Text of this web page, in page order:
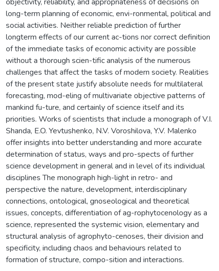
long-term planning of economic, envi-ronmental, political and
social activities. Neither reliable prediction of further
longterm effects of our current ac-tions nor correct definition
of the immediate tasks of economic activity are possible
without a thorough scien-tific analysis of the numerous
challenges that affect the tasks of modern society. Realities
of the present state justify absolute needs for multilateral
forecasting, mod-eling of multivariate objective patterns of
mankind fu-ture, and certainly of science itself and its
priorities. Works of scientists that include a monograph of V.I.
Shanda, E.O. Yevtushenko, N.V. Voroshilova, Y.V. Malenko
offer insights into better understanding and more accurate
determination of status, ways and pro-spects of further
science development in general and in level of its individual
disciplines The monograph high-light in retro- and
perspective the nature, development, interdisciplinary
connections, ontological, gnoseological and theoretical
issues, concepts, differentiation of ag-rophytocenology as a
science, represented the systemic vision, elementary and
structural analysis of agrophyto-cenoses, their division and
specificity, including chaos and behaviours related to
formation of structure, compo-sition and interactions.